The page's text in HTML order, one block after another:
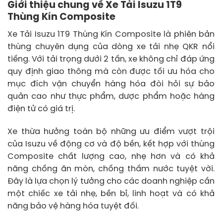
Giới thiệu chung về Xe Tải Isuzu 1T9
Thùng Kín Composite
Xe Tải Isuzu 1T9 Thùng Kín Composite là phiên bản
thùng chuyên dụng của dòng xe tải nhẹ QKR nổi
tiếng. Với tải trọng dưới 2 tấn, xe không chỉ đáp ứng
quy định giao thông mà còn được tối ưu hóa cho
mục đích vận chuyển hàng hóa đòi hỏi sự bảo
quản cao như thực phẩm, dược phẩm hoặc hàng
điện tử có giá trị.
Xe thừa hưởng toàn bộ những ưu điểm vượt trội
của Isuzu về động cơ và độ bền, kết hợp với thùng
Composite chất lượng cao, nhẹ hơn và có khả
năng chống ăn mòn, chống thấm nước tuyệt vời.
Đây là lựa chọn lý tưởng cho các doanh nghiệp cần
một chiếc xe tải nhẹ, bền bỉ, linh hoạt và có khả
năng bảo vệ hàng hóa tuyệt đối.